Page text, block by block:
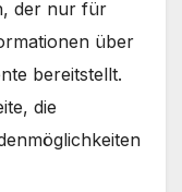
der nur für
über
bereitstellt.
die